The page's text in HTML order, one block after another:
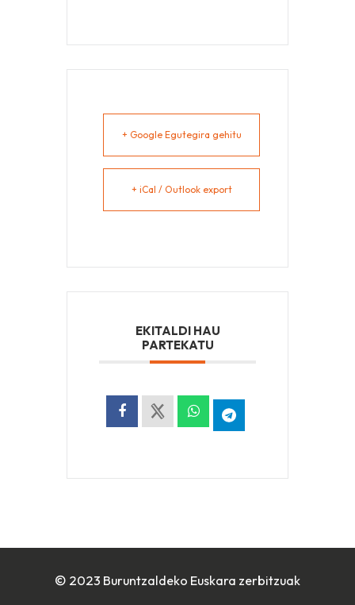
+ Google Egutegira gehitu
+ iCal / Outlook export
EKITALDI HAU
PARTEKATU
© 2023 Buruntzaldeko Euskara zerbitzuak